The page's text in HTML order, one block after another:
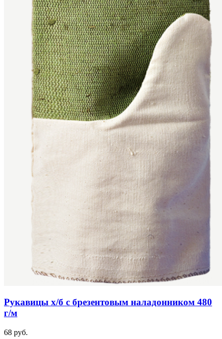
Рукавицы х/б с брезентовым наладонником 480
г/м
68 руб.